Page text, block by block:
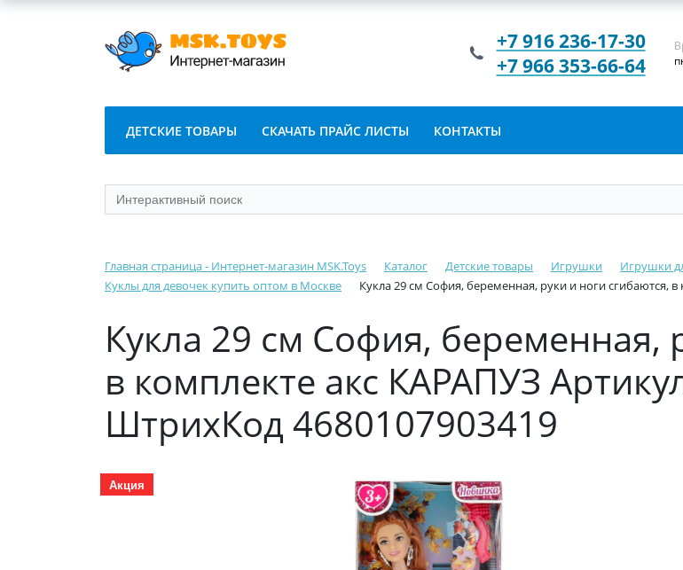
+7 916 236-17-30
+7 966 353-66-64
ДЕТСКИЕ ТОВАРЫ СКАЧАТЬ ПРАЙС ЛИСТЫ КОНТАКТЫ
Главная страница - Интернет-магазин MSK.Toys Каталог Детские товары Игрушки
Игрушки
Куклы для девочек купить оптом в Москве
Кукла 29 см София, беременная, руки и ноги сгибаются,
Кукла 29 см София, беременная,
в комплекте акс КАРАПУЗ
ШтрихКод 4680107903419
Акция